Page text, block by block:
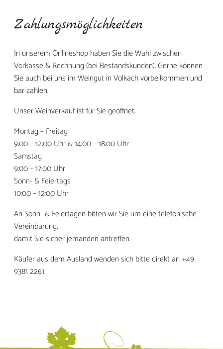
Zahlungsmöglichkeiten
In unserem Onlineshop haben Sie die Wahl zwischen
Vorkasse & Rechnung (bei Bestandskunden). Gerne können
Sie auch bei uns im Weingut in Volkach vorbeikommen und
bar zahlen.
Unser Weinverkauf ist für Sie geöffnet:
Montag – Freitag
9:00 – 12:00 Uhr & 14:00 – 18:00 Uhr
Samstag
9:00 – 17:00 Uhr
Sonn- & Feiertags
10:00 – 12:00 Uhr
An Sonn- & Feiertagen bitten wir Sie um eine telefonische
Vereinbarung,
damit Sie sicher jemanden antreffen.
Käufer aus dem Ausland wenden sich bitte direkt an +49
9381 2261.